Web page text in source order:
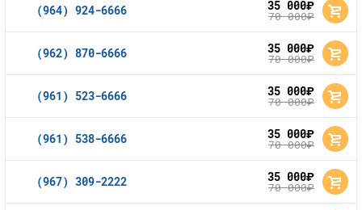
(964) 924-6666 35 000руб.
70 000руб.
(962) 870-6666 35 000руб.
70 000руб.
(961) 523-6666 35 000руб.
70 000руб.
(961) 538-6666 35 000руб.
70 000руб.
(967) 309-2222 35 000руб.
70 000руб.